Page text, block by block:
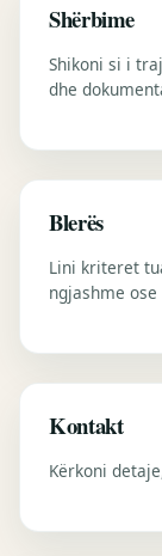
Shërbime
Shikoni si i
dhe
Blerës
Lini kriteret
ngjashme
Kontakt
Kërkoni